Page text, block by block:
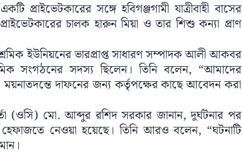
প্রাইভেটকারের সঙ্গে হবিগঞ্জগামী যাত্রীবাহী বাসের
চালক হারুন মিয়া ও তার শিশু কন্যা প্রাণ
ইউনিয়নের ভারপ্রাপ্ত সাধারণ সম্পাদক আলী আকবর
সংগঠনের সদস্য ছিলেন। তিনি বলেন, “আমাদের
দাফনের জন্য কর্তৃপক্ষের কাছে আবেদন করা
(ওসি) মো. আব্দুর রশিদ সরকার জানান, দুর্ঘটনার পর
হেফাজতে নেওয়া হয়েছে। তিনি আরও বলেন, “ঘটনাটি